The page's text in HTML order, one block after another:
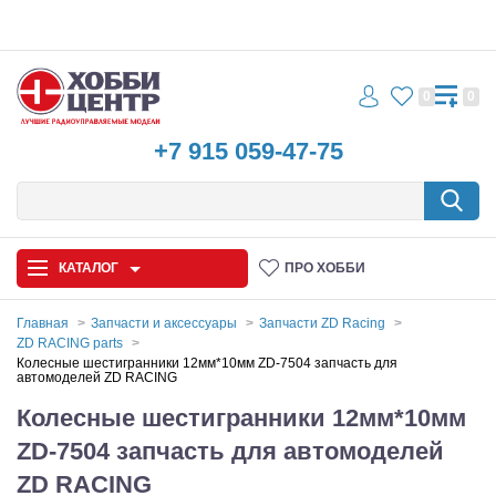
+7 915 059-47-75
0 0
КАТАЛОГ ПРО ХОББИ
Автомодели
Запчасти и аксессуары
Игрушки
Главная Запчасти и аксессуары
Запчасти ZD Racing
ZD RACING parts
Колесные шестигранники 12мм*10мм ZD-7504 запчасть для
автомоделей ZD RACING
Колесные шестигранники 12мм*10мм
ZD-7504 запчасть для автомоделей
ZD RACING